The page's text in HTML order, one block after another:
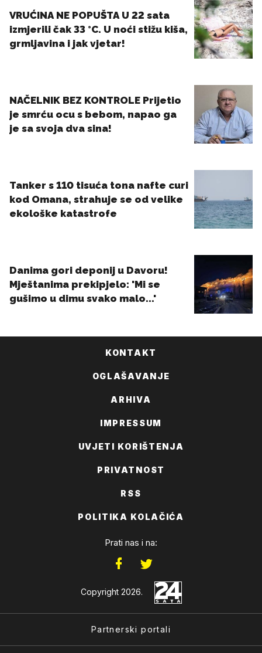
KONTAKT
OGLAŠAVANJE
ARHIVA
IMPRESSUM
UVJETI KORIŠTENJA
PRIVATNOST
RSS
POLITIKA KOLAČIĆA
Prati nas i na:
Copyright 2026.
Partnerski portali